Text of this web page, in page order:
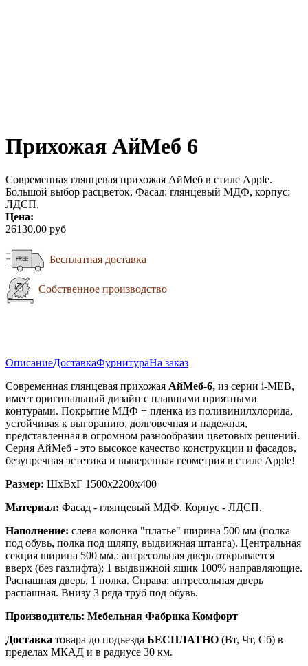
Прихожая АйМеб 6
Современная глянцевая прихожая АйМеб в стиле Apple.
Большой выбор расцветок. Фасад: глянцевый МДФ, корпус:
ЛДСП.
Цена:
26130,00 руб
Бесплатная доставка
Собственное производство
ОписаниеДоставкаФурнитураНа заказ
Современная глянцевая прихожая АйМеб-6, из серии i-MEB,
имеет оригинальный дизайн с плавными приятными
контурами. Покрытие МДФ + пленка из поливинилхлорида,
устойчивая к выгоранию, долговечная и надежная,
представленная в огромном разнообразии цветовых решений.
Серия АйМеб - это высокое качество конструкции и фасадов,
безупречная эстетика и выверенная геометрия в стиле Apple!
Размер: ШхВхГ 1500х2200х400
Материал: Фасад - глянцевый МДФ. Корпус - ЛДСП.
Наполнение: слева колонка "платье" ширина 500 мм (полка
под обувь, полка под шляпу, выдвижная штанга). Центральная
секция ширина 500 мм.: антресольная дверь открывается
вверх (без газлифта); 1 выдвижной ящик 100% направляющие.
Распашная дверь, 1 полка. Справа: антресольная дверь
распашная. Внизу 3 ряда труб под обувь.
Производитель: Мебельная Фабрика Комфорт
Доставка товара до подъезда БЕСПЛАТНО (Вт, Чт, Сб) в
пределах МКАД и в радиусе 30 км.